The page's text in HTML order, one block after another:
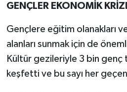
GENÇLER EKONOMİK
Gençlere eğitim olanakları
alanları sunmak için de
Kültür gezileriyle 3 bin genç
keşfetti ve bu sayı her